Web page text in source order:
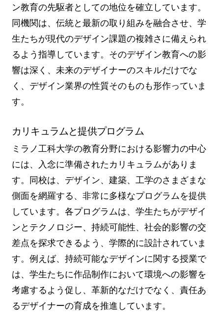
ン教育の先駆者としての地位を確立しています。
同機関は、伝統と最新の取り組みを融合させ、学
生たちが現代のデザイン課題の複雑さに備えられ
るよう指導しています。そのデザイン教育への影
響は深く、未来のデザイナーのスキルだけでな
く、デザイン業界の性質そのものも形作っていま
す。
カリキュラムと提供プログラム
ミラノ工科大学の教育分野における影響力の中心
には、入念に準備されたカリキュラムがありま
す。同校は、デザイン、建築、工学のさまざまな
側面を網羅する、非常に多様なプログラムを提供
しています。各プログラムは、学生たちがデザイ
ンとテクノロジー、持続可能性、社会的影響の交
差点を探求できるよう、学際的に設計されていま
す。例えば、持続可能なデザインに関する授業で
は、学生たちに作品制作において環境への影響を
考慮するよう促し、革新的なだけでなく、責任あ
るデザイナーの育成を推進しています。